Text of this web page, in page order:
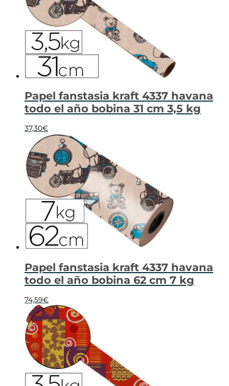
Papel fanstasia kraft 4337 havana
todo el año bobina 31 cm 3,5 kg
37,30€
Papel fanstasia kraft 4337 havana
todo el año bobina 62 cm 7 kg
74,59€